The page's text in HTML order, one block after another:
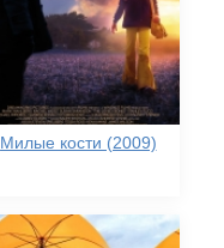
Милые кости (2009)